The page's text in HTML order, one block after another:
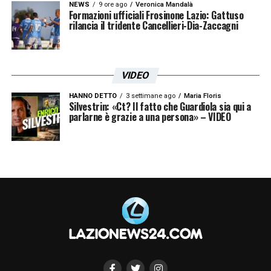
NEWS 9 ore ago Veronica Mandalà
Formazioni ufficiali Frosinone Lazio: Gattuso
rilancia il tridente Cancellieri-Dia-Zaccagni
VIDEO
HANNO DETTO 3 settimane ago Maria Floris
Silvestrin: «Ct? Il fatto che Guardiola sia qui a
parlarne è grazie a una persona» – VIDEO